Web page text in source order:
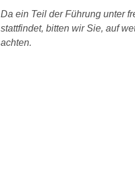
Da ein Teil der Führung unter
stattfindet, bitten wir Sie, auf
achten.